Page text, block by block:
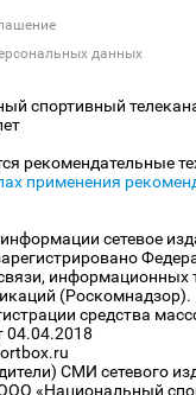
данных
спортивный
рекомендательные
применения
сетевое
информационных
(Роскомнадзор).
средства
СМИ сетевого
«Национальный